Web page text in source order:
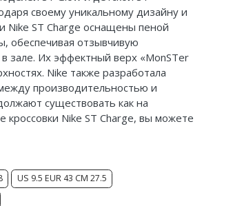
своему уникальному дизайну и
Nike ST Charge оснащены пеной
обеспечивая отзывчивую
зале. Их эффектный верх «MonSTer
Nike также разработала
производительностью и
существовать как на
Nike ST Charge, вы можете
US 9.5 EUR 43 CM 27.5